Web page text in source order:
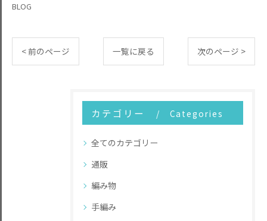
BLOG
< 前のページ 一覧に戻る 次のページ >
カテゴリー Categories
全てのカテゴリー
通販
編み物
手編み